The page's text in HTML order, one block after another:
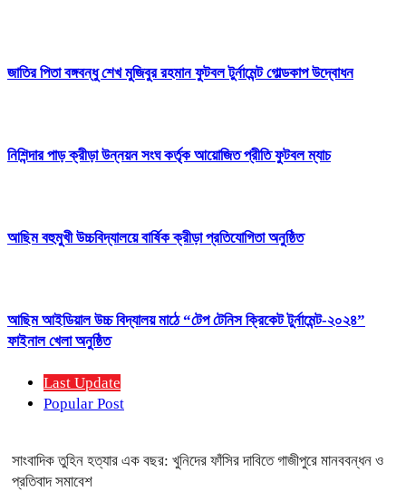
জাতির পিতা বঙ্গবন্ধু শেখ মুজিবুর রহমান ফুটবল টুর্নামেন্ট গোল্ডকাপ উদ্বোধন
নিশিন্দার পাড় ক্রীড়া উন্নয়ন সংঘ কর্তৃক আয়োজিত প্রীতি ফুটবল ম্যাচ
আছিম বহুমুখী উচ্চবিদ্যালয়ে বার্ষিক ক্রীড়া প্রতিযোগিতা অনুষ্ঠিত
আছিম আইডিয়াল উচ্চ বিদ্যালয় মাঠে “টেপ টেনিস ক্রিকেট টুর্নামেন্ট-২০২৪”
ফাইনাল খেলা অনুষ্ঠিত
Last Update
Popular Post
সাংবাদিক তুহিন হত্যার এক বছর: খুনিদের ফাঁসির দাবিতে গাজীপুরে মানববন্ধন ও
প্রতিবাদ সমাবেশ